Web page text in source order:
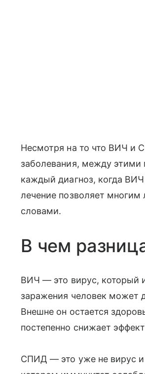
Несмотря на то что ВИЧ и
заболевания, между этими
каждый диагноз, когда
лечение позволяет
словами.
В чем
ВИЧ — это вирус, который
заражения человек может
Внешне он остается
постепенно снижает
СПИД — это уже не вирус и